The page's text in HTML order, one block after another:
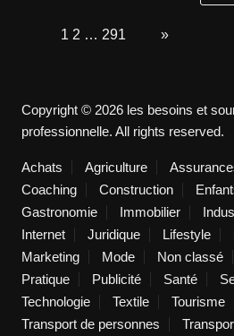
1 2 … 291 »
Copyright © 2026 les besoins et
professionnelle. All rights reserved.
Achats Agriculture
Coaching
Construction
Gastronomie
Immobilier
Internet
Juridique Lifestyle
Marketing
Mode Non classé
Pratique
Publicité Santé
Technologie
Textile
Tourisme
Transport de personnes